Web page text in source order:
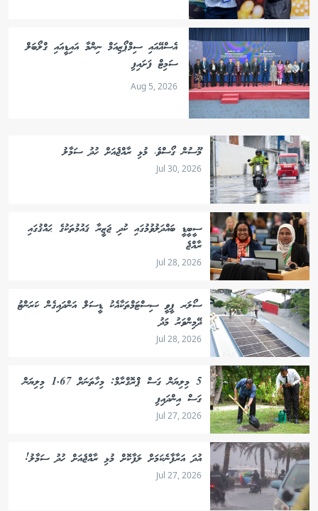
އެސްއޭއައި ސިމްޕޯޒިއަމް ނިންމާ އައިޑީއައި ގްލޯބަލް
ސަމިޓް ފަށައިފި
Aug 5, 2026
މޫސުން ގޯސްވެ، މުޅި ރާއްޖެއަށް ހުދު ސަމާލު
Jul 30, 2026
ސީބީޑީ ބައްދަލުވުމުގައި ކުދި ޖަޒީރާ ޤައުމުތަކުގެ ޙައްޤުގައި
ރާއްޖެ
Jul 28, 2026
ސޯލަރ ޕީވީ ސިސްޓަމްތަކާއެކު ޑީސަލް އަންދައިގެން ކަރަންޓު
ދޭމިންވަރު މަދު
Jul 28, 2026
5 މިލިޔަން ގަސް ޕްރޮގްރާމް: މިހާތަނަށް 1.67 މިލިޔަން
ގަސް އިންދައިފި
Jul 27, 2026
އުދަ އަރާފާނެކަމަށް ލަފާކޮށް މުޅި ރާއްޖެއަށް ހުދު ސަމާލު!
Jul 27, 2026